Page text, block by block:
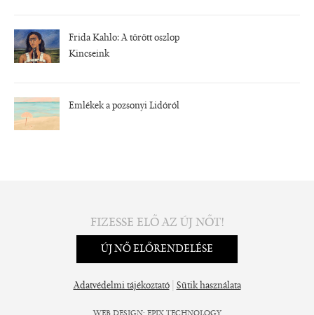
Frida Kahlo: A törött oszlop
Kincseink
Emlékek a pozsonyi Lidóról
FIZESSE ELŐ AZ ÚJ NŐT!
ÚJ NŐ ELŐRENDELÉSE
Adatvédelmi tájékoztató| Sütik használata